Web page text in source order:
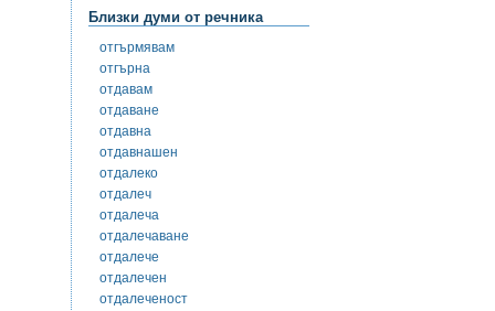
Близки думи от речника
отгърмявам
отгърна
отдавам
отдаване
отдавна
отдавнашен
отдалеко
отдалеч
отдалеча
отдалечаване
отдалече
отдалечен
отдалеченост